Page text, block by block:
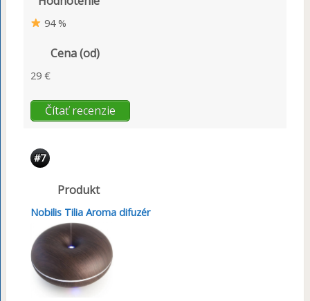
94 %
Cena (od)
29 €
Čítať recenzie
#7
Produkt
Nobilis Tilia Aroma difuzér